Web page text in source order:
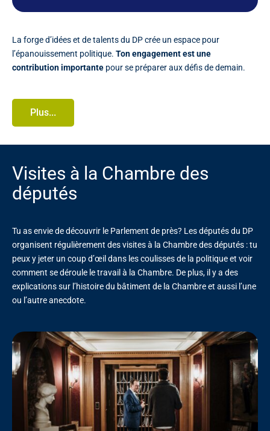
La forge d’idées et de talents du DP crée un espace pour
l’épanouissement politique. Ton engagement est une
contribution importante pour se préparer aux défis de demain.
Plus...
Visites à la Chambre des
députés
Tu as envie de découvrir le Parlement de près? Les députés du DP
organisent régulièrement des visites à la Chambre des députés : tu
peux y jeter un coup d’œil dans les coulisses de la politique et voir
comment se déroule le travail à la Chambre. De plus, il y a des
explications sur l’histoire du bâtiment de la Chambre et aussi l’une
ou l’autre anecdote.